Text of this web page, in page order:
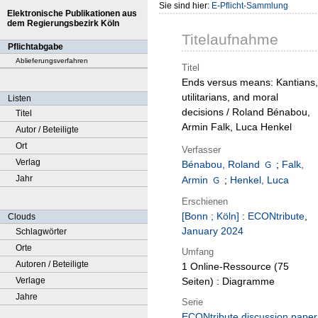
Elektronische Publikationen aus
dem Regierungsbezirk Köln
Pflichtabgabe
Ablieferungsverfahren
Listen
Titel
Autor / Beteiligte
Ort
Verlag
Jahr
Clouds
Schlagwörter
Orte
Autoren / Beteiligte
Verlage
Jahre
Sie sind hier: E-Pflicht-Sammlung
Titelaufnahme
Titel
Ends versus means: Kantians,
utilitarians, and moral
decisions / Roland Bénabou,
Armin Falk, Luca Henkel
Verfasser
Bénabou, Roland ; Falk,
Armin
; Henkel, Luca
Erschienen
[Bonn ; Köln] : ECONtribute,
January 2024
Umfang
1 Online-Ressource (75
Seiten) : Diagramme
Serie